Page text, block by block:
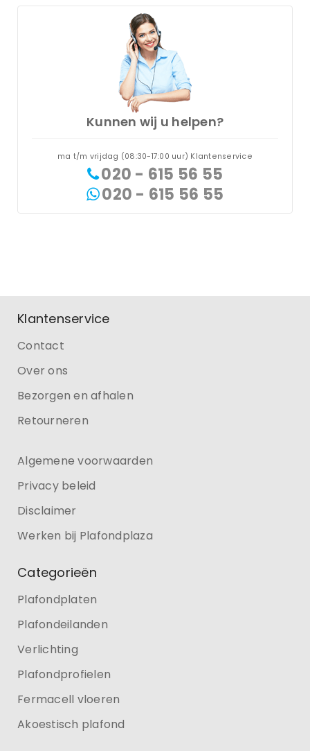
Kunnen wij u helpen?
ma t/m vrijdag (08:30-17:00 uur) Klantenservice
020 - 615 56 55
020 - 615 56 55
Klantenservice
Contact
Over ons
Bezorgen en afhalen
Retourneren
Algemene voorwaarden
Privacy beleid
Disclaimer
Werken bij Plafondplaza
Categorieën
Plafondplaten
Plafondeilanden
Verlichting
Plafondprofielen
Fermacell vloeren
Akoestisch plafond